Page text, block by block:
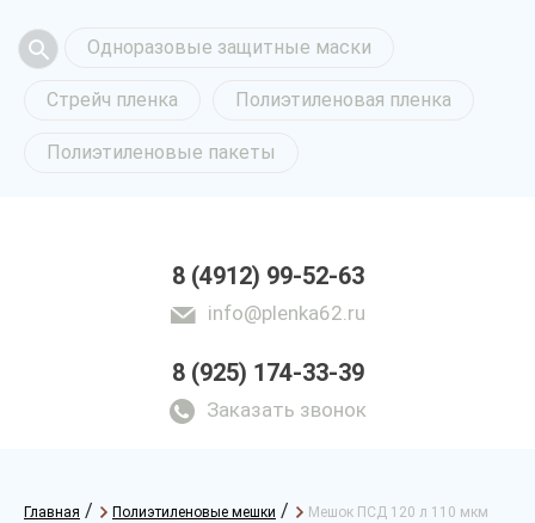
Одноразовые защитные маски
Стрейч пленка Полиэтиленовая пленка
Полиэтиленовые пакеты
8 (4912) 99-52-63
info@plenka62.ru
8 (925) 174-33-39
Заказать звонок
Главная / Полиэтиленовые мешки / Мешок ПСД 120 л 110 мкм